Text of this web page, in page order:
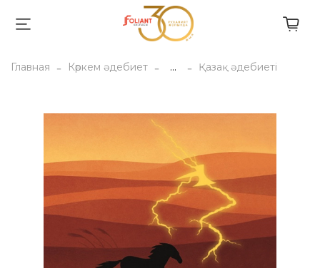
Главная Көркем әдебиет ... Қазақ әдебиеті